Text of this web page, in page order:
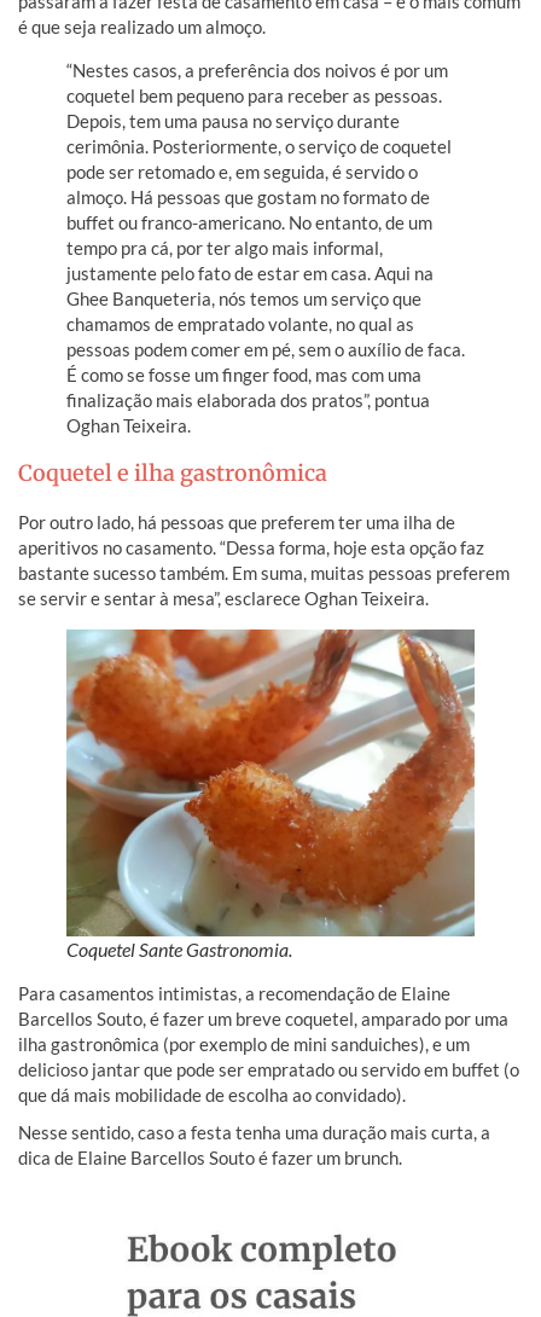
é que seja realizado um almoço.
“Nestes casos, a preferência dos noivos é por um
coquetel bem pequeno para receber as pessoas.
Depois, tem uma pausa no serviço durante
cerimônia. Posteriormente, o serviço de coquetel
pode ser retomado e, em seguida, é servido o
almoço. Há pessoas que gostam no formato de
buffet ou franco-americano. No entanto, de um
tempo pra cá, por ter algo mais informal,
justamente pelo fato de estar em casa. Aqui na
Ghee Banqueteria, nós temos um serviço que
chamamos de empratado volante, no qual as
pessoas podem comer em pé, sem o auxílio de faca.
É como se fosse um finger food, mas com uma
finalização mais elaborada dos pratos”, pontua
Oghan Teixeira.
Coquetel e ilha gastronômica
Por outro lado, há pessoas que preferem ter uma ilha de
aperitivos no casamento. “Dessa forma, hoje esta opção faz
bastante sucesso também. Em suma, muitas pessoas preferem
se servir e sentar à mesa”, esclarece Oghan Teixeira.
Coquetel Sante Gastronomia.
Para casamentos intimistas, a recomendação de Elaine
Barcellos Souto, é fazer um breve coquetel, amparado por uma
ilha gastronômica (por exemplo de mini sanduiches), e um
delicioso jantar que pode ser empratado ou servido em buffet (o
que dá mais mobilidade de escolha ao convidado).
Nesse sentido, caso a festa tenha uma duração mais curta, a
dica de Elaine Barcellos Souto é fazer um brunch.